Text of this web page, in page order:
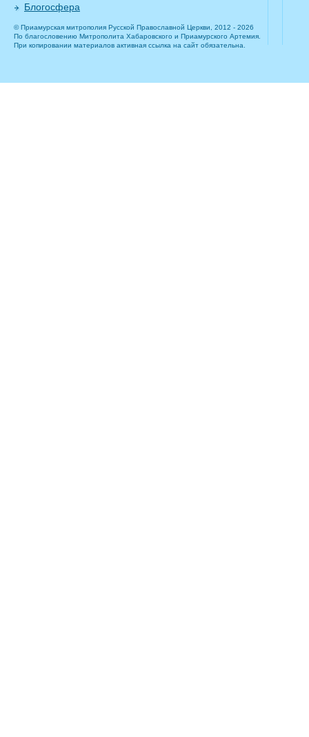
Блогосфера
© Приамурская митрополия Русской Православной Церкви, 2012 - 2026
По благословению Митрополита Хабаровского и Приамурского Артемия.
При копировании материалов активная ссылка на сайт обязательна.